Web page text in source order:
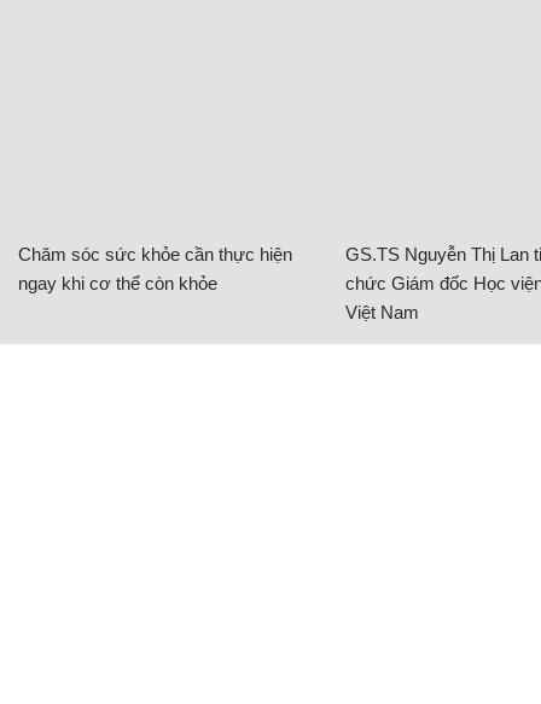
Chăm sóc sức khỏe cần thực hiện
ngay khi cơ thể còn khỏe
GS.TS Nguyễn Thị Lan
chức Giám đốc Học
Việt Nam